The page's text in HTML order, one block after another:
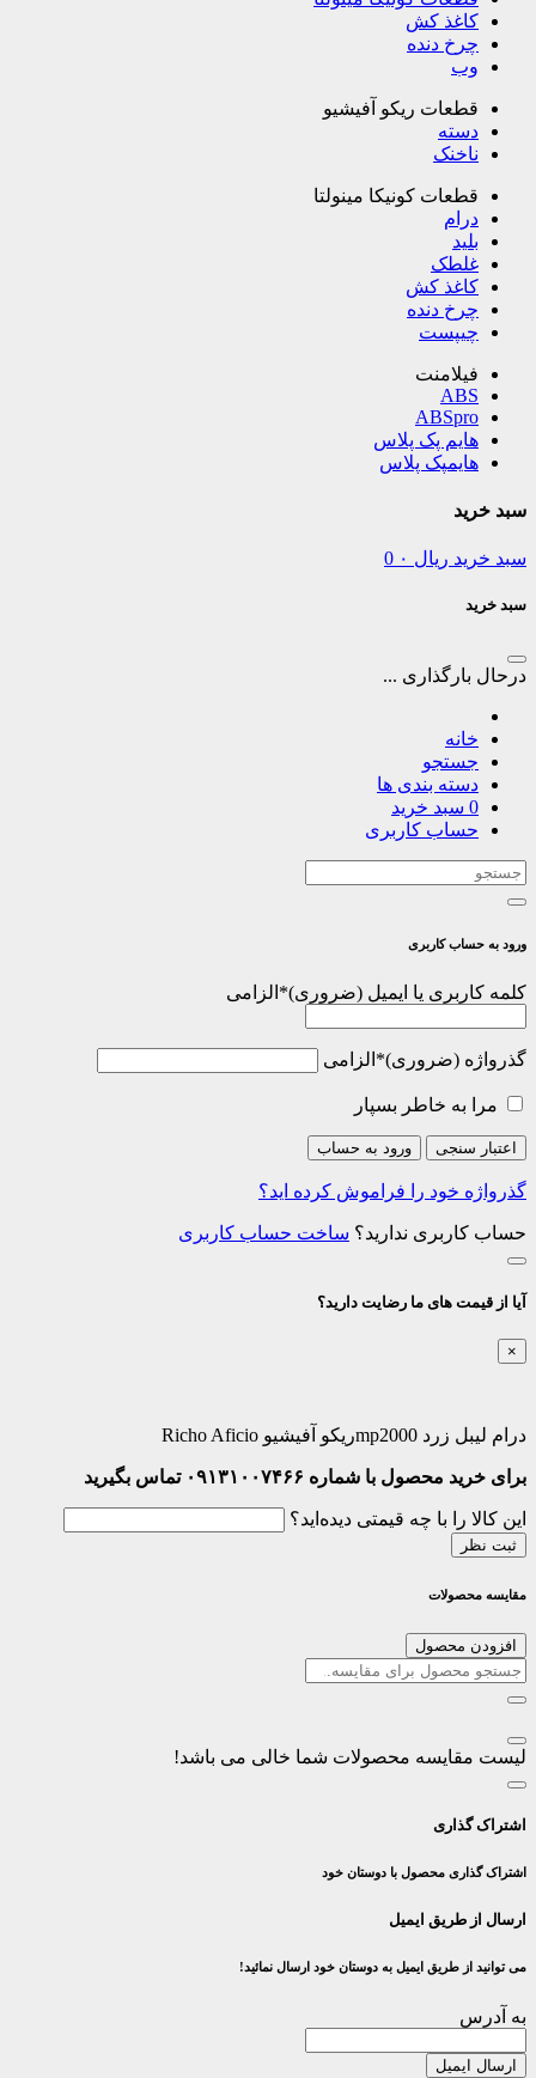
کاغذ کش
چرخ دنده
وب
قطعات ریکو آفیشیو
دسته
ناخنک
قطعات کونیکا مینولتا
درام
بلید
غلطک
کاغذ کش
چرخ دنده
چیپست
فیلامنت
ABS
ABSpro
هایم پک پلاس
هایمپک پلاس
سبد خرید
سبد خرید ریال 0
سبد خرید
درحال بارگذاری ...
خانه
جستجو
دسته بندی ها
0 سبد خرید
حساب کاربری
ورود به حساب کاربری
کلمه کاربری یا ایمیل * الزامی
گذرواژه * الزامی
مرا به خاطر بسپار
اعتبار سنجی ورود به حساب
گذرواژه خود را فراموش کرده اید؟
حساب کاربری ندارید؟ ساخت حساب کاربری
آیا از قیمت های ما رضایت دارید؟
×
درام لیبل زرد mp2000ریکو آفیشیو Richo Aficio
برای خرید محصول با شماره ۰۹۱۳۱۰۰۷۴۶۶ تماس بگیرید
این کالا را با چه قیمتی دیده‌اید؟
ثبت نظر
مقایسه محصولات
افزودن محصول
لیست مقایسه محصولات شما خالی می باشد!
اشتراک گذاری
اشتراک گذاری محصول با دوستان خود
ارسال از طریق ایمیل
می توانید از طریق ایمیل به دوستان خود ارسال نمائید!
به آدرس
ارسال ایمیل